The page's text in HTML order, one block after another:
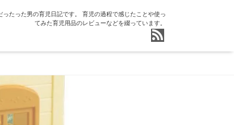
たった男の育児日記です。 育児の過程で感じたことや使っ
てみた育児用品のレビューなどを綴っています。